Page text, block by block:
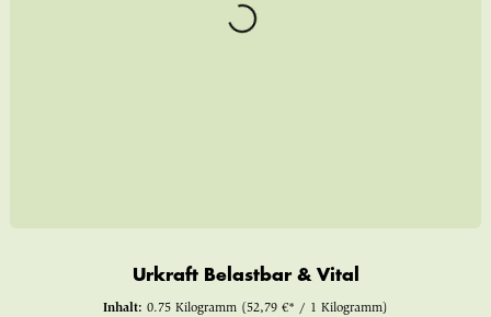
Urkraft Belastbar & Vital
Inhalt: 0.75 Kilogramm (52,79 €* / 1 Kilogramm)